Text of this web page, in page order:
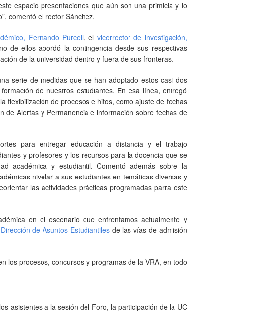
espacio presentaciones que aún son una primicia y lo
comentó el rector Sánchez.
Fernando Purcell, el vicerrector de investigación,
de ellos abordó la contingencia desde sus respectivas
de la universidad dentro y fuera de sus fronteras.
serie de medidas que se han adoptado estos casi dos
de nuestros estudiantes. En esa línea, entregó
flexibilización de procesos e hitos, como ajuste de fechas
de Alertas y Permanencia e información sobre fechas de
para entregar educación a distancia y el trabajo
y profesores y los recursos para la docencia que se
académica y estudiantil. Comentó además sobre la
nivelar a sus estudiantes en temáticas diversas y
las actividades prácticas programadas parra este
en el escenario que enfrentamos actualmente y
Dirección de Asuntos Estudiantilesde las vías de admisión
los procesos, concursos y programas de la VRA, en todo
asistentes a la sesión del Foro, la participación de la UC